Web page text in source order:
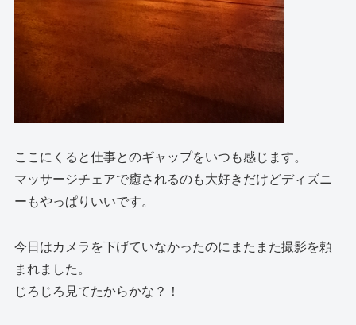
ここにくると仕事とのギャップをいつも感じます。
マッサージチェアで癒されるのも大好きだけどディズニ
ーもやっぱりいいです。
今日はカメラを下げていなかったのにまたまた撮影を頼
まれました。
じろじろ見てたからかな？！